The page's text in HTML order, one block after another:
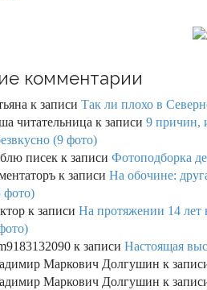
комментарии
к записи Так ли плохо в
читательница к записи 9 причин,
(9 фото)
писек к записи Фотоподборка
к записи На обочине:
фото)
к записи На протяжении 14 лет
к записи Настоящая
Маркович Долгушин к
Маркович Долгушин к